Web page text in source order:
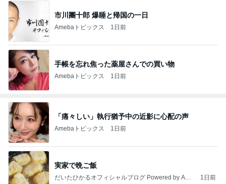
市川團十郎 爆睡と帰国の一日
Amebaトピックス 1日前
手帳を忘れ焦った薬屋さんでの買い物
Amebaトピックス 1日前
「痛々しい」執行猶予中の近影に心配の声
Amebaトピックス 1日前
実家で晩ご飯
だいたひかるオフィシャルブログ Powered by Ame
1日前